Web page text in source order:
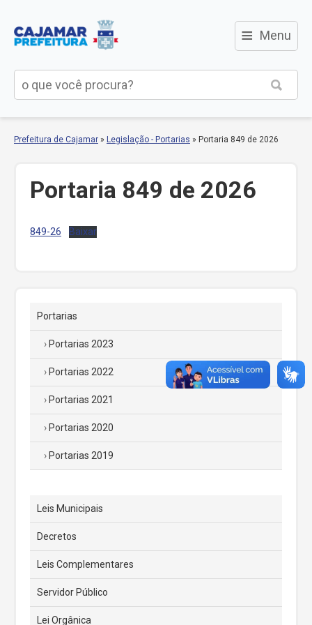
≡ Menu
Prefeitura de Cajamar » Legislação - Portarias » Portaria 849 de 2026
Portaria 849 de 2026
849-26 Baixar
Portarias
Portarias 2023
Portarias 2022
Portarias 2021
Portarias 2020
Portarias 2019
Leis Municipais
Decretos
Leis Complementares
Servidor Público
Lei Orgânica